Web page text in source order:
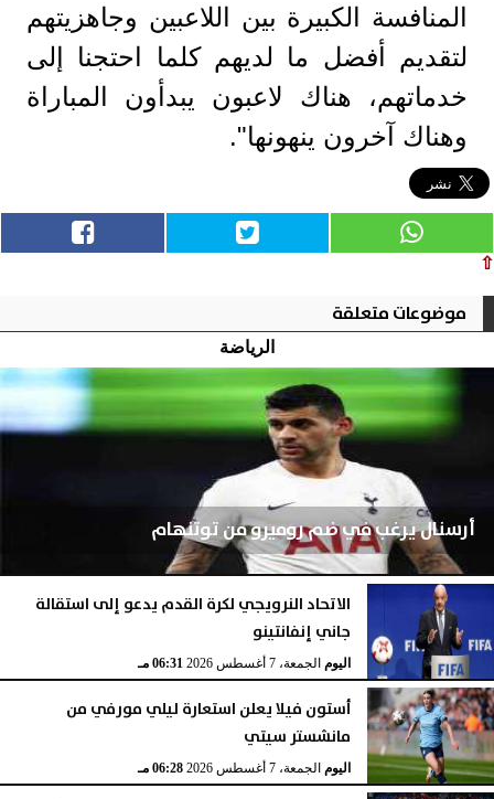
المنافسة الكبيرة بين اللاعبين وجاهزيتهم
لتقديم أفضل ما لديهم كلما احتجنا إلى
خدماتهم، هناك لاعبون يبدأون المباراة
وهناك آخرون ينهونها".
⇧
موضوعات متعلقة
الرياضة
أرسنال يرغب في ضم روميرو من توتنهام
الجمعة، 7 أغسطس 2026 07:03 مـ
الاتحاد النرويجي لكرة القدم يدعو إلى استقالة
جاني إنفانتينو
اليومالجمعة، 7 أغسطس 2026 06:31 مـ
أستون فيلا يعلن استعارة ليلي مورفي من
مانشستر سيتي
اليوم الجمعة، 7 أغسطس 2026 06:28 مـ